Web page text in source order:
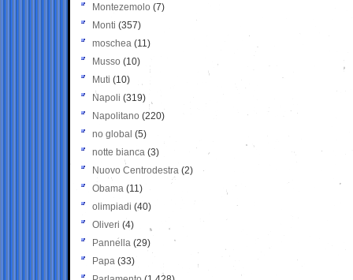
Montezemolo (7)
Monti (357)
moschea (11)
Musso (10)
Muti (10)
Napoli (319)
Napolitano (220)
no global (5)
notte bianca (3)
Nuovo Centrodestra (2)
Obama (11)
olimpiadi (40)
Oliveri (4)
Pannella (29)
Papa (33)